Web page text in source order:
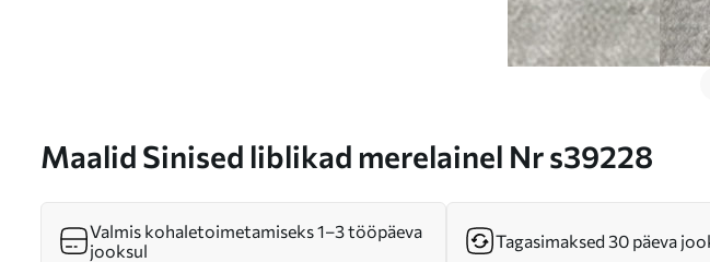
Maalid Sinised liblikad merelainel Nr s39228
Valmis kohaletoimetamiseks 1–3 tööpäeva
jooksul
Tagasimaksed 30 päeva